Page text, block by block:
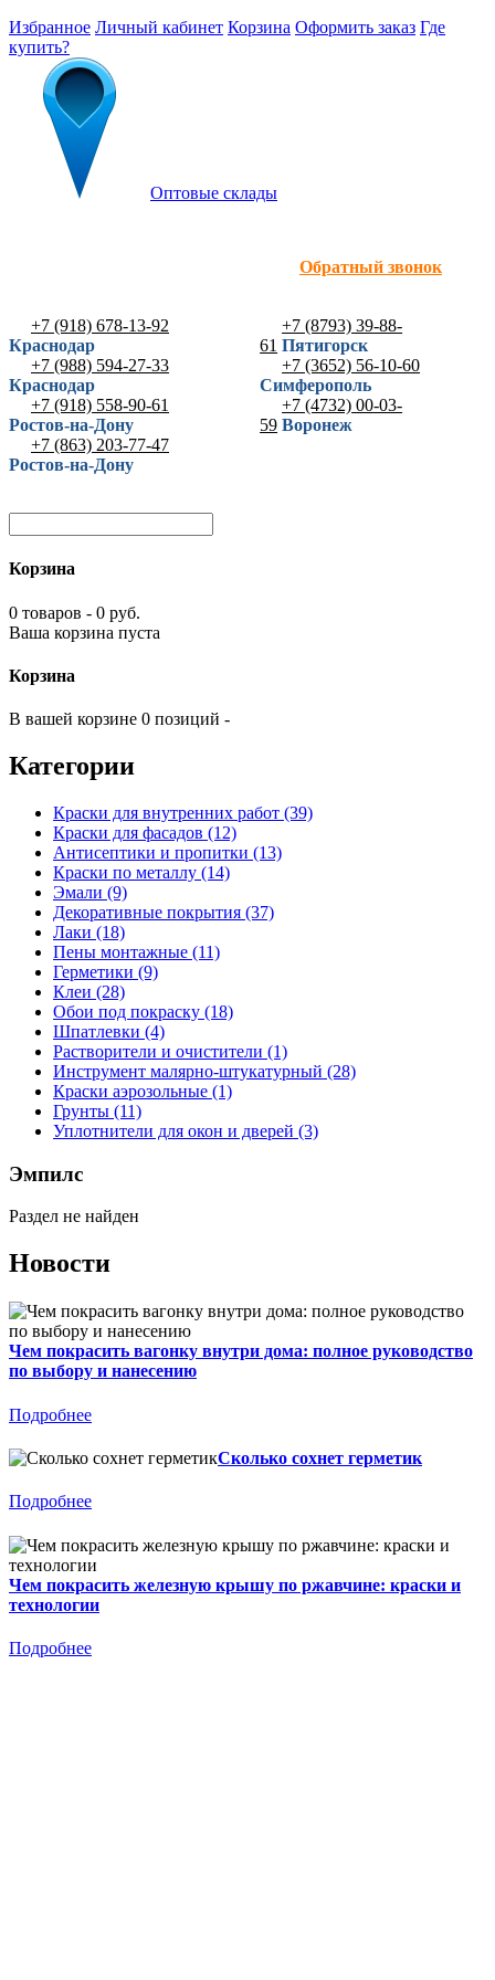
Избранное Личный кабинет Корзина Оформить заказ Где
купить?
Оптовые склады
Обратный звонок
+7 (918) 678-13-92
Краснодар
+7 (988) 594-27-33
Краснодар
+7 (918) 558-90-61
Ростов-на-Дону
+7 (863) 203-77-47
Ростов-на-Дону
+7 (8793) 39-88-
61 Пятигорск
+7 (3652) 56-10-60
Симферополь
+7 (4732) 00-03-
59 Воронеж
Корзина
0 товаров - 0 руб.
Ваша корзина пуста
Корзина
В вашей корзине 0 позиций -
Категории
Краски для внутренних работ (39)
Краски для фасадов (12)
Антисептики и пропитки (13)
Краски по металлу (14)
Эмали (9)
Декоративные покрытия (37)
Лаки (18)
Пены монтажные (11)
Герметики (9)
Клеи (28)
Обои под покраску (18)
Шпатлевки (4)
Растворители и очистители (1)
Инструмент малярно-штукатурный (28)
Краски аэрозольные (1)
Грунты (11)
Уплотнители для окон и дверей (3)
Эмпилс
Раздел не найден
Новости
Чем покрасить вагонку внутри дома: полное руководство
по выбору и нанесению
Подробнее
Сколько сохнет герметик
Подробнее
Чем покрасить железную крышу по ржавчине: краски и
технологии
Подробнее